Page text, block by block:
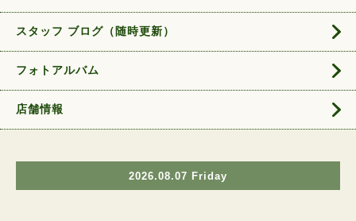
スタッフ ブログ（随時更新）
フォトアルバム
店舗情報
2026.08.07 Friday